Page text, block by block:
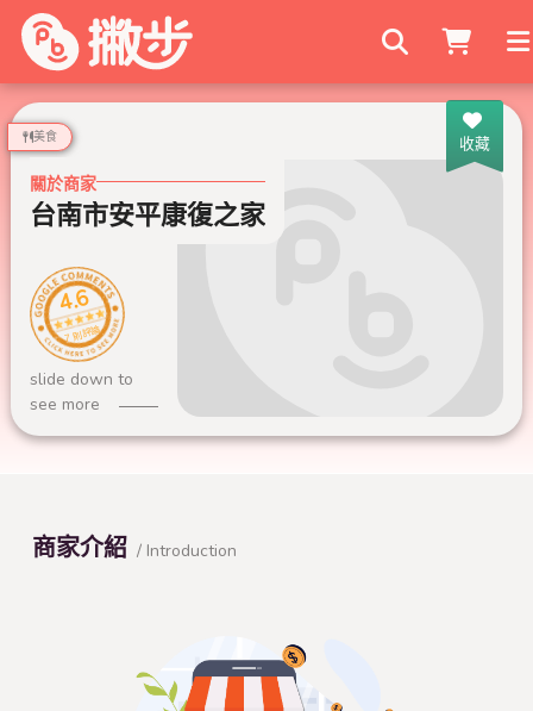
搜尋商家
收藏
美食
關於商家
台南市安平康復之家
4.6
7 則評論
slide down to
see more
商家介紹 / Introduction